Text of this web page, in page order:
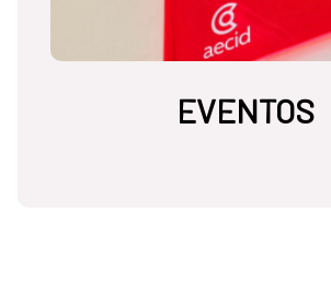
EVENTOS